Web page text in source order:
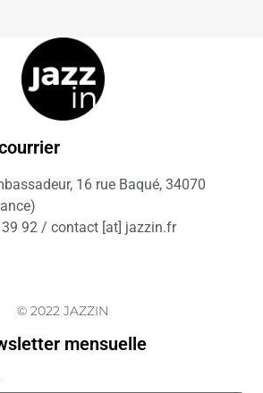
16 rue Baqué, 34070
92 / contact [at] jazzin.fr
© 2022 JAZZIN
mensuelle